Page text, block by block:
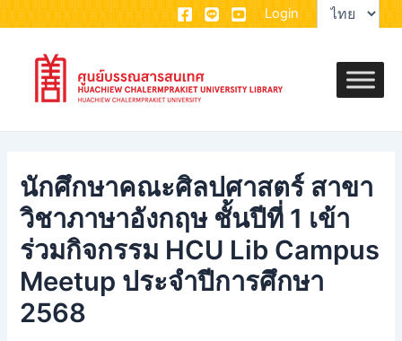
Skip
to
content
Login
Choose
a
นักศึกษาคณะศิลปศาสตร์ สาขา
วิชาภาษาอังกฤษ ชั้นปีที่ 1 เข้า
ร่วมกิจกรรม HCU Lib Campus
Meetup ประจำปีการศึกษา
2568
Post
navigation